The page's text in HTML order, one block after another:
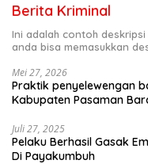
Berita Kriminal
Ini adalah contoh
anda bisa memasukkan
Mei 27, 2026
Praktik penyelewengan
Kabupaten Pasaman
Juli 27, 2025
Pelaku Berhasil Gasak
Di Payakumbuh